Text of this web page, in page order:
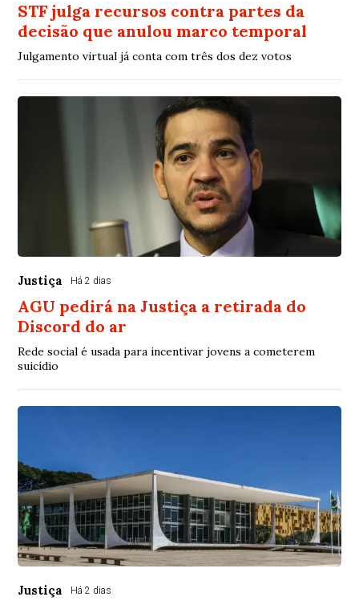
STF julga recursos contra partes da
decisão que anulou marco temporal
Julgamento virtual já conta com três dos dez votos
Justiça Há 2 dias
AGU pedirá na Justiça a retirada do
Discord do ar
Rede social é usada para incentivar jovens a cometerem
suicídio
Justiça Há 2 dias